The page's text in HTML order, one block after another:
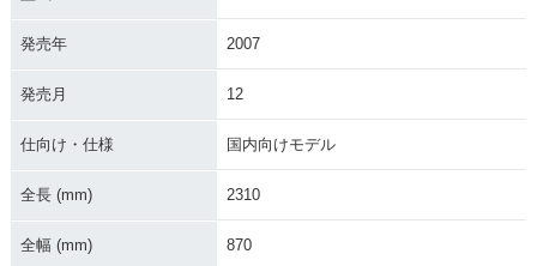
2001年 Shadow Sl
ンジ
2000年 Shadow Sl
発売年 2007
発売月 12
仕向け・仕様 国内向けモデル
全長 (mm) 2310
全幅 (mm) 870